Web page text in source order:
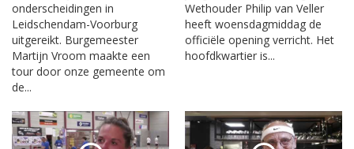
onderscheidingen in
Leidschendam-Voorburg
uitgereikt. Burgemeester
Martijn Vroom maakte een
tour door onze gemeente om
de...
Wethouder Philip van Veller
heeft woensdagmiddag de
officiële opening verricht. Het
hoofdkwartier is...